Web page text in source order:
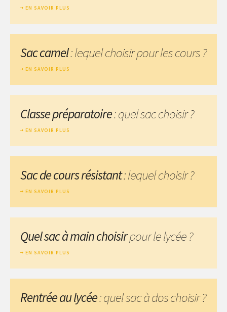
EN SAVOIR PLUS
Sac camel: lequel choisir pour les cours ?
EN SAVOIR PLUS
Classe préparatoire: quel sac choisir ?
EN SAVOIR PLUS
Sac de cours résistant: lequel choisir ?
EN SAVOIR PLUS
Quel sac à main choisirpour le lycée ?
EN SAVOIR PLUS
Rentrée au lycée: quel sac à dos choisir ?